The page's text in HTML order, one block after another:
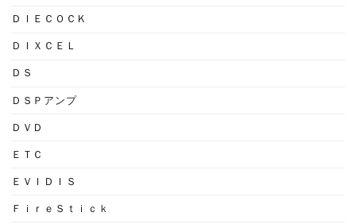
ＤＩＥＣＯＣＫ
ＤＩＸＣＥＬ
ＤＳ
ＤＳＰアンプ
ＤＶＤ
ＥＴＣ
ＥＶＩＤＩＳ
ＦｉｒｅＳｔｉｃｋ